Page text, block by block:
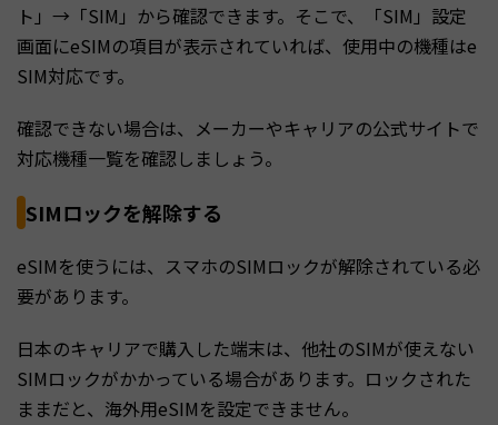
ト」→「SIM」から確認できます。そこで、「SIM」設定
画面にeSIMの項目が表示されていれば、使用中の機種はe
SIM対応です。
確認できない場合は、メーカーやキャリアの公式サイトで
対応機種一覧を確認しましょう。
SIMロックを解除する
eSIMを使うには、スマホのSIMロックが解除されている必
要があります。
日本のキャリアで購入した端末は、他社のSIMが使えない
SIMロックがかかっている場合があります。ロックされた
ままだと、海外用eSIMを設定できません。